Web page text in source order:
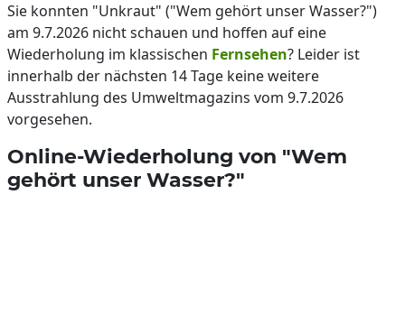
Sie konnten "Unkraut" ("Wem gehört unser Wasser?")
am 9.7.2026 nicht schauen und hoffen auf eine
Wiederholung im klassischen Fernsehen? Leider ist
innerhalb der nächsten 14 Tage keine weitere
Ausstrahlung des Umweltmagazins vom 9.7.2026
vorgesehen.
Online-Wiederholung von "Wem
gehört unser Wasser?"